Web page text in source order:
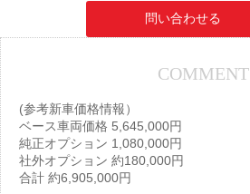
問い合わせる
COMMENT
(参考新車価格情報）
ベース車両価格 5,645,000円
純正オプション 1,080,000円
社外オプション 約180,000円
合計 約6,905,000円